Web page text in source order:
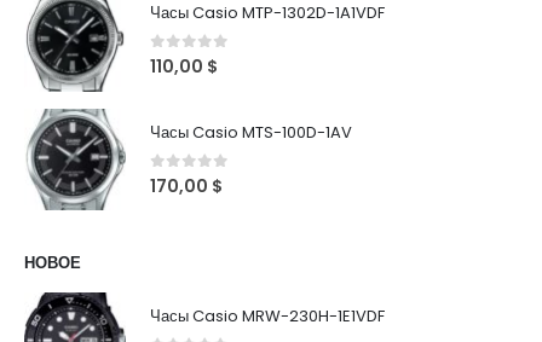
Часы Casio MTP-1302D-1A1VDF
0out of 5
110,00 $
Часы Casio MTS-100D-1AV
0out of 5
170,00 $
НОВОЕ
Часы Casio MRW-230H-1E1VDF